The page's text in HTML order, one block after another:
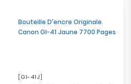
Bouteille D'encre Originale
Canon GI-41 Jaune 7700 Pages
[GI-41J]